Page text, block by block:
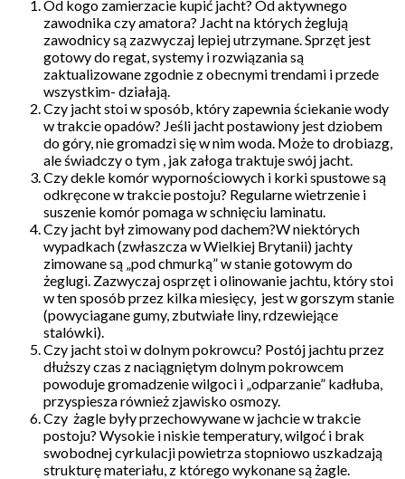
Od kogo zamierzacie kupić jacht? Od aktywnego
zawodnika czy amatora? Jacht na których żeglują
zawodnicy są zazwyczaj lepiej utrzymane. Sprzęt jest
gotowy do regat, systemy i rozwiązania są
zaktualizowane zgodnie z obecnymi trendami i przede
wszystkim- działają.
Czy jacht stoi w sposób, który zapewnia ściekanie wody
w trakcie opadów? Jeśli jacht postawiony jest dziobem
do góry, nie gromadzi się w nim woda. Może to drobiazg,
ale świadczy o tym , jak załoga traktuje swój jacht.
Czy dekle komór wypornościowych i korki spustowe są
odkręcone w trakcie postoju? Regularne wietrzenie i
suszenie komór pomaga w schnięciu laminatu.
Czy jacht był zimowany pod dachem?W niektórych
wypadkach (zwłaszcza w Wielkiej Brytanii) jachty
zimowane są „pod chmurką” w stanie gotowym do
żeglugi. Zazwyczaj osprzęt i olinowanie jachtu, który stoi
w ten sposób przez kilka miesięcy, jest w gorszym stanie
(powyciagane gumy, zbutwiałe liny, rdzewiejące
stalówki).
Czy jacht stoi w dolnym pokrowcu? Postój jachtu przez
dłuższy czas z naciągniętym dolnym pokrowcem
powoduje gromadzenie wilgoci i „odparzanie” kadłuba,
przyspiesza również zjawisko osmozy.
Czy żagle były przechowywane w jachcie w trakcie
postoju? Wysokie i niskie temperatury, wilgoć i brak
swobodnej cyrkulacji powietrza stopniowo uszkadzają
strukturę materiału, z którego wykonane są żagle.